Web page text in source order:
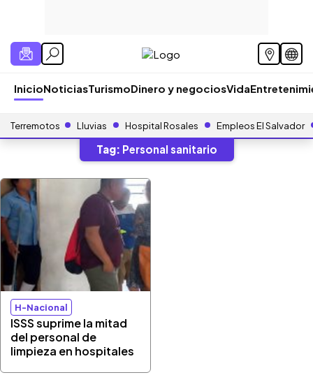
InicioNoticiasTurismoDinero y negociosVida
Terremotos Lluvias Hospital Rosales Empleos El Salvador
Tag: Personal sanitario
H-Nacional
ISSS suprime la mitad
del personal de
limpieza en hospitales